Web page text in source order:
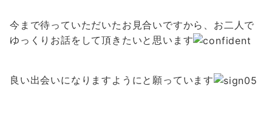
今まで待っていただいたお見合いですから、お二人で
ゆっくりお話をして頂きたいと思います
良い出会いになりますようにと願っています